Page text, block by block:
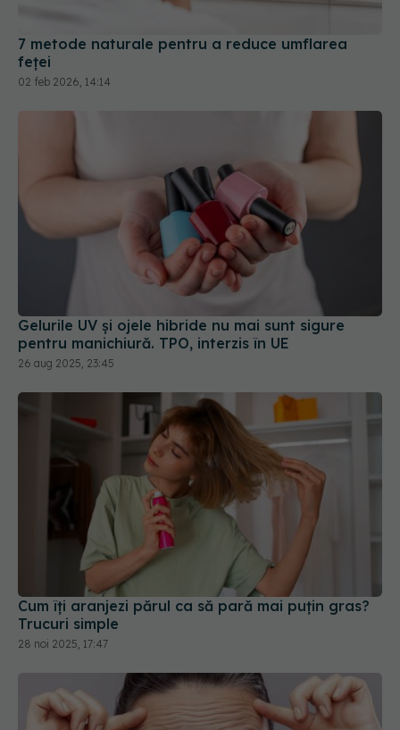
7 metode naturale pentru a reduce umflarea
feței
02 feb 2026, 14:14
Gelurile UV și ojele hibride nu mai sunt sigure
pentru manichiură. TPO, interzis în UE
26 aug 2025, 23:45
Cum îți aranjezi părul ca să pară mai puțin gras?
Trucuri simple
28 noi 2025, 17:47